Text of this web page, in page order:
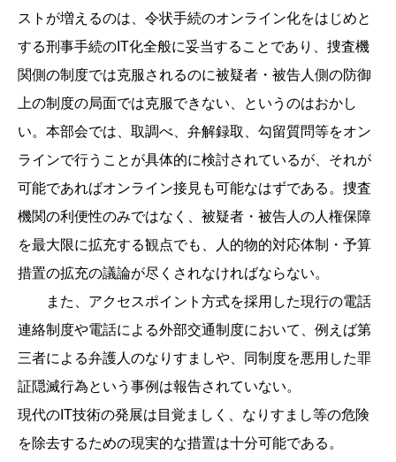
ストが増えるのは、令状手続のオンライン化をはじめと
する刑事手続のIT化全般に妥当することであり、捜査機
関側の制度では克服されるのに被疑者・被告人側の防御
上の制度の局面では克服できない、というのはおかし
い。本部会では、取調べ、弁解録取、勾留質問等をオン
ラインで行うことが具体的に検討されているが、それが
可能であればオンライン接見も可能なはずである。捜査
機関の利便性のみではなく、被疑者・被告人の人権保障
を最大限に拡充する観点でも、人的物的対応体制・予算
措置の拡充の議論が尽くされなければならない。
また、アクセスポイント方式を採用した現行の電話
連絡制度や電話による外部交通制度において、例えば第
三者による弁護人のなりすましや、同制度を悪用した罪
証隠滅行為という事例は報告されていない。
現代のIT技術の発展は目覚ましく、なりすまし等の危険
を除去するための現実的な措置は十分可能である。